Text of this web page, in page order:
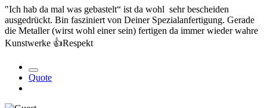
"Ich hab da mal was gebastelt“ ist da wohl sehr bescheiden
ausgedrückt. Bin fasziniert von Deiner Spezialanfertigung. Gerade
die Metaller (wirst wohl einer sein) fertigen da immer wieder wahre
Kunstwerke 👍Respekt
Quote